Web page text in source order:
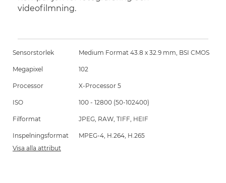
videofilmning.
Sensorstorlek Medium Format 43.8 x 32.9 mm, BSI CMOS
Megapixel 102
Processor X-Processor 5
ISO 100 - 12800 (50-102400)
Filformat JPEG, RAW, TIFF, HEIF
Inspelningsformat
MPEG-4, H.264, H.265
Visa alla attribut